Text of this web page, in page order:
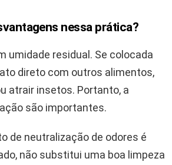
nessa prática?
umidade residual. Se colocada
direto com outros alimentos,
atrair insetos. Portanto, a
são importantes.
de neutralização de odores é
não substitui uma boa limpeza